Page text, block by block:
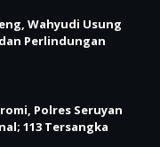
Wahyudi Usung
Perlindungan
Polres Seruyan
113 Tersangka